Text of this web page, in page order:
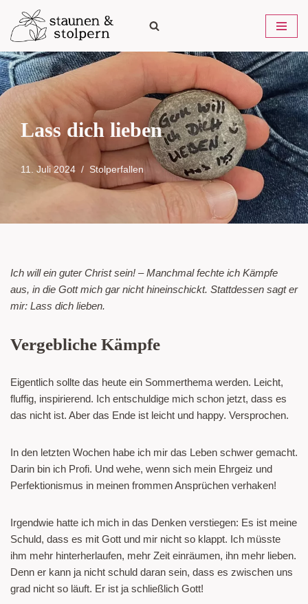
Zum
Inhalt
springen
Lass dich lieben
11. Juli 2024 Stolperfallen
Ich will ein guter Christ sein! – Manchmal fechte ich Kämpfe
aus, in die Gott mich gar nicht hineinschickt. Stattdessen sagt er
mir: Lass dich lieben.
Vergebliche Kämpfe
Eigentlich sollte das heute ein Sommerthema werden. Leicht,
fluffig, inspirierend. Ich entschuldige mich schon jetzt, dass es
das nicht ist. Aber das Ende ist leicht und happy. Versprochen.
In den letzten Wochen habe ich mir das Leben schwer gemacht.
Darin bin ich Profi. Und wehe, wenn sich mein Ehrgeiz und
Perfektionismus in meinen frommen Ansprüchen verhaken!
Irgendwie hatte ich mich in das Denken verstiegen: Es ist meine
Schuld, dass es mit Gott und mir nicht so klappt. Ich müsste
ihm mehr hinterherlaufen, mehr Zeit einräumen, ihn mehr lieben.
Denn er kann ja nicht schuld daran sein, dass es zwischen uns
grad nicht so läuft. Er ist ja schließlich Gott!